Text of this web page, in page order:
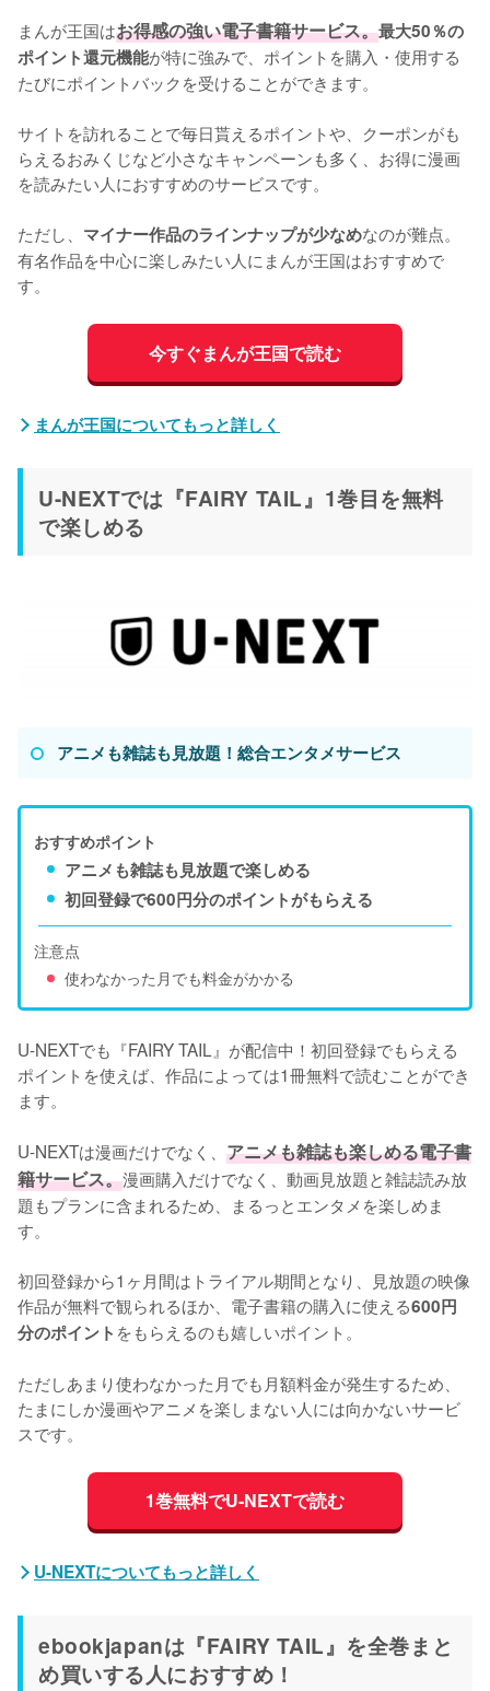
まんが王国はお得感の強い電子書籍サービス。最大50％の
ポイント還元機能が特に強みで、ポイントを購入・使用する
たびにポイントバックを受けることができます。
サイトを訪れることで毎日貰えるポイントや、クーポンがも
らえるおみくじなど小さなキャンペーンも多く、お得に漫画
を読みたい人におすすめのサービスです。
ただし、 マイナー作品のラインナップが少なめなのが難点。
有名作品を中心に楽しみたい人にまんが王国はおすすめで
す。
今すぐまんが王国で読む
まんが王国についてもっと詳しく
U-NEXTでは『FAIRY TAIL』1巻目を無料
で楽しめる
アニメも雑誌も見放題！総合エンタメサービス
おすすめポイント
アニメも雑誌も見放題で楽しめる
初回登録で600円分のポイントがもらえる
注意点
使わなかった月でも料金がかかる
U-NEXTでも『FAIRY TAIL』が配信中！初回登録でもらえる
ポイントを使えば、作品によっては1冊無料で読むことができ
ます。
U-NEXTは漫画だけでなく、 アニメも雑誌も楽しめる電子書
籍サービス。漫画購入だけでなく、動画見放題と雑誌読み放
題もプランに含まれるため、まるっとエンタメを楽しめま
す。
初回登録から1ヶ月間はトライアル期間となり、見放題の映像
作品が無料で観られるほか、電子書籍の購入に使える600円
分のポイント をもらえるのも嬉しいポイント。
ただしあまり使わなかった月でも月額料金が発生するため、
たまにしか漫画やアニメを楽しまない人には向かないサービ
スです。
1巻無料でU-NEXTで読む
U-NEXTについてもっと詳しく
ebookjapanは『FAIRY TAIL』を全巻まと
め買いする人におすすめ！